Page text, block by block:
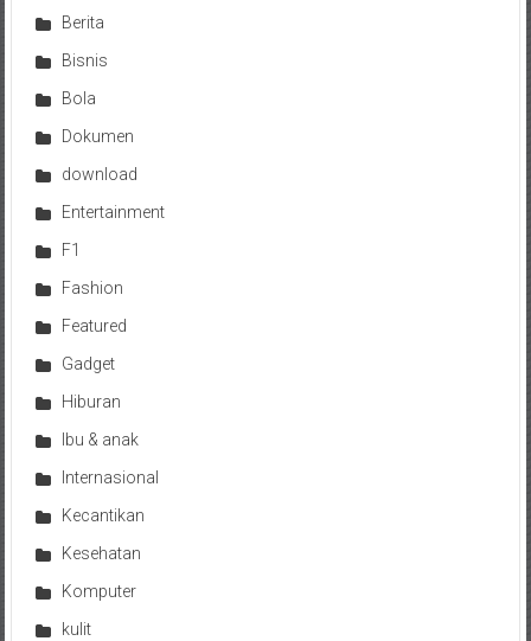
Berita
Bisnis
Bola
Dokumen
download
Entertainment
F1
Fashion
Featured
Gadget
Hiburan
Ibu & anak
Internasional
Kecantikan
Kesehatan
Komputer
kulit